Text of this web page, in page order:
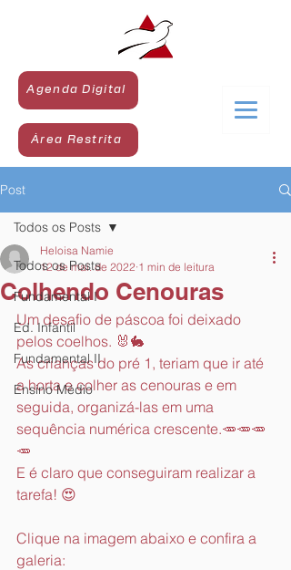
Agenda Digital
Área Restrita
Post
Todos os Posts
Fundamental I
Ed. Infantil
Fundamental II
Ensino Médio
Todos os Posts
Colhendo Cenouras
Heloisa Namie
12 de mai. de 2022 1 min de leitura
Um desafio de páscoa foi deixado
pelos coelhos. 🐰🐇
As crianças do pré 1, teriam que ir até
a horta e colher as cenouras e em
seguida, organizá-las em uma
sequência numérica crescente.🥕🥕🥕
🥕
E é claro que conseguiram realizar a
tarefa! 😍
Clique na imagem abaixo e confira a
galeria: